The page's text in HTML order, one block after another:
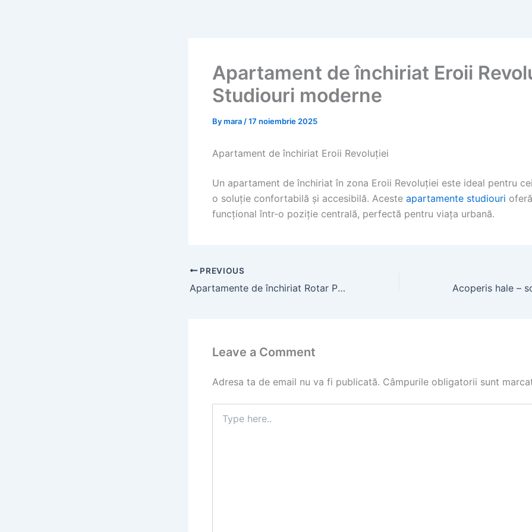
Apartament de închiriat Eroii
Studiouri moderne
Bymara /17 noiembrie 2025
Apartament de închiriat Eroii Revoluției
Un apartament de închiriat în zona Eroii Revoluției este ideal pentru
o soluție confortabilă și accesibilă. Aceste apartamente studiouri
funcțional într-o poziție centrală, perfectă pentru viața urbană.
PREVIOUS
Apartamente de închiriat Rotar Park | Studiouri moderne
Leave a Comment
Adresa ta de email nu va fi publicată. Câmpurile obligatorii sunt
here..